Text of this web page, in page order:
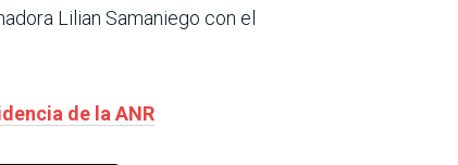
Lilian Samaniego con el
de la ANR